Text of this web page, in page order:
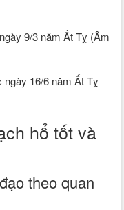
9/3 năm Ất Tỵ (Âm
16/6 năm Ất Tỵ
hổ tốt và
theo quan